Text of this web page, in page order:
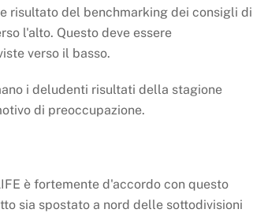
risultato del benchmarking dei consigli di
l'alto. Questo deve essere
verso il basso.
i deludenti risultati della stagione
di preoccupazione.
è fortemente d'accordo con questo
sia spostato a nord delle sottodivisioni